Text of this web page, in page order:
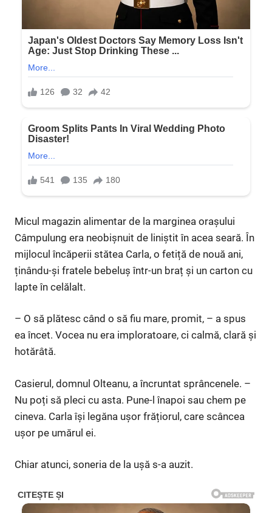
Micul magazin alimentar de la marginea orașului
Câmpulung era neobișnuit de liniștit în acea seară. În
mijlocul încăperii stătea Carla, o fetiță de nouă ani,
ținându-și fratele bebeluș într-un braț și un carton cu
lapte în celălalt.
– O să plătesc când o să fiu mare, promit, – a spus
ea încet. Vocea nu era imploratoare, ci calmă, clară și
hotărâtă.
Casierul, domnul Olteanu, a încruntat sprâncenele. –
Nu poți să pleci cu asta. Pune-l înapoi sau chem pe
cineva. Carla își legăna ușor frățiorul, care scâncea
ușor pe umărul ei.
Chiar atunci, soneria de la ușă s-a auzit.